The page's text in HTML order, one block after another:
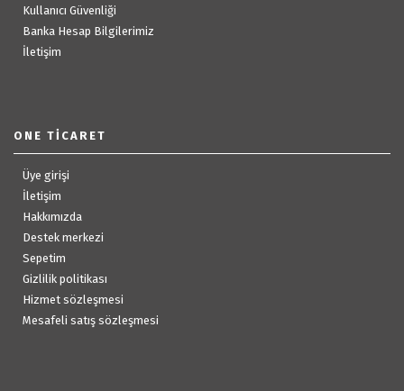
Kullanıcı Güvenliği
Banka Hesap Bilgilerimiz
İletişim
ONE TICARET
Üye girişi
İletişim
Hakkımızda
Destek merkezi
Sepetim
Gizlilik politikası
Hizmet sözleşmesi
Mesafeli satış sözleşmesi